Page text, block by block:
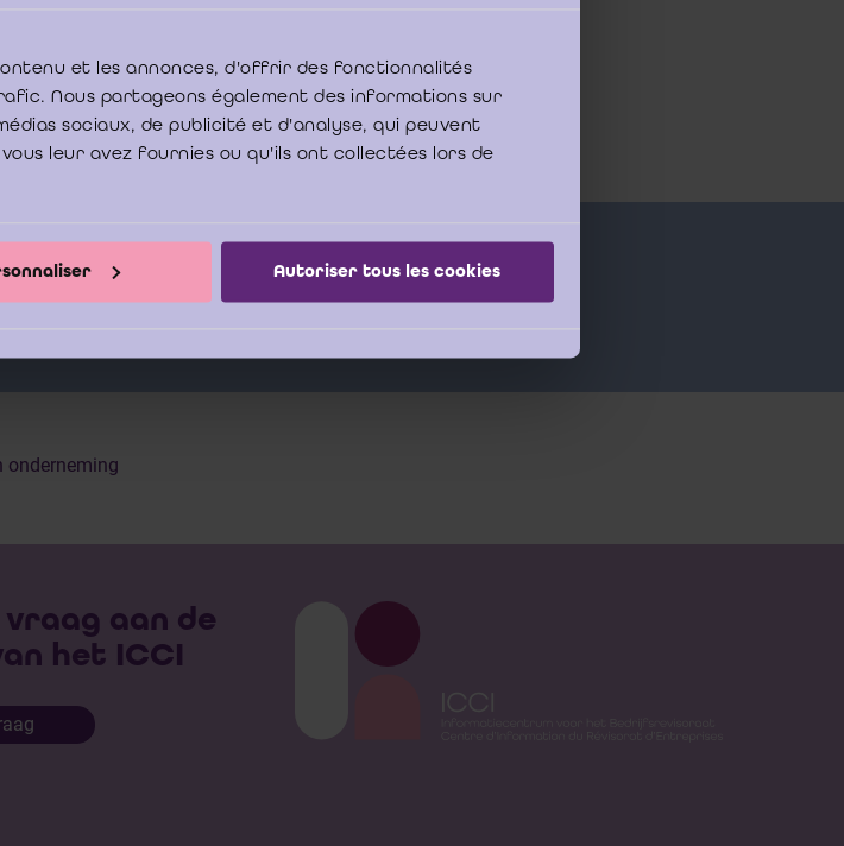
et les annonces, d'offrir des fonctionnalités
Nous partageons également des informations sur
sociaux, de publicité et d'analyse, qui peuvent
leur avez fournies ou qu'ils ont collectées lors de
Autoriser tous les cookies
135/1, 1000
BATS Gislenus
onderneming
aan de
het ICCI